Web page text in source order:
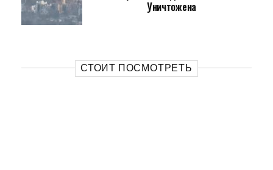
Уничтожена
СТОИТ ПОСМОТРЕТЬ